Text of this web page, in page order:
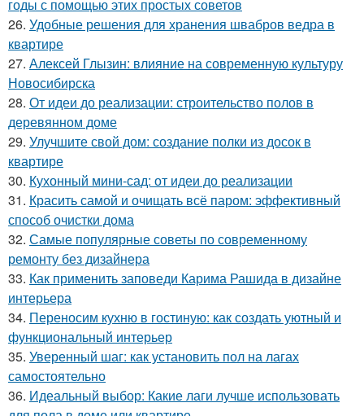
годы с помощью этих простых советов
26. Удобные решения для хранения швабров ведра в
квартире
27. Алексей Глызин: влияние на современную культуру
Новосибирска
28. От идеи до реализации: строительство полов в
деревянном доме
29. Улучшите свой дом: создание полки из досок в
квартире
30. Кухонный мини-сад: от идеи до реализации
31. Красить самой и очищать всё паром: эффективный
способ очистки дома
32. Самые популярные советы по современному
ремонту без дизайнера
33. Как применить заповеди Карима Рашида в дизайне
интерьера
34. Переносим кухню в гостиную: как создать уютный и
функциональный интерьер
35. Уверенный шаг: как установить пол на лагах
самостоятельно
36. Идеальный выбор: Какие лаги лучше использовать